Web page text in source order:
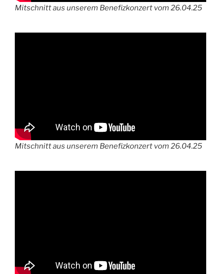
Mitschnitt aus unserem Benefizkonzert vom 26.04.25
Mitschnitt aus unserem Benefizkonzert vom 26.04.25